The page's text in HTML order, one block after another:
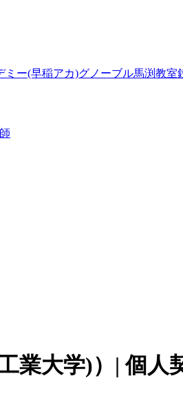
ミー(早稲アカ)グノーブル馬渕教室
業大学)）| 個人